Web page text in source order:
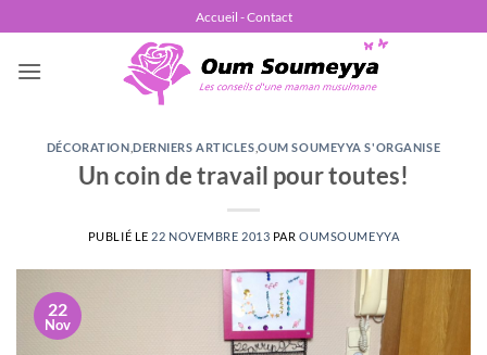
au
contenu
Accueil - Contact
DÉCORATION ,DERNIERS ARTICLES ,OUM SOUMEYYA S'ORGANISE
Un coin de travail pour toutes!
PUBLIÉ LE 22 NOVEMBRE 2013 PAROUMSOUMEYYA
22
Nov